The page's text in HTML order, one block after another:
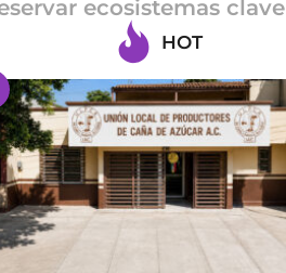
ecosistemas clave
HOT